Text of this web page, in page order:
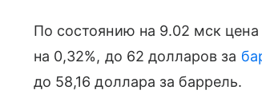
По состоянию на 9.02 мск цена
на 0,32%, до 62 долларов за
до 58,16 доллара за баррель.